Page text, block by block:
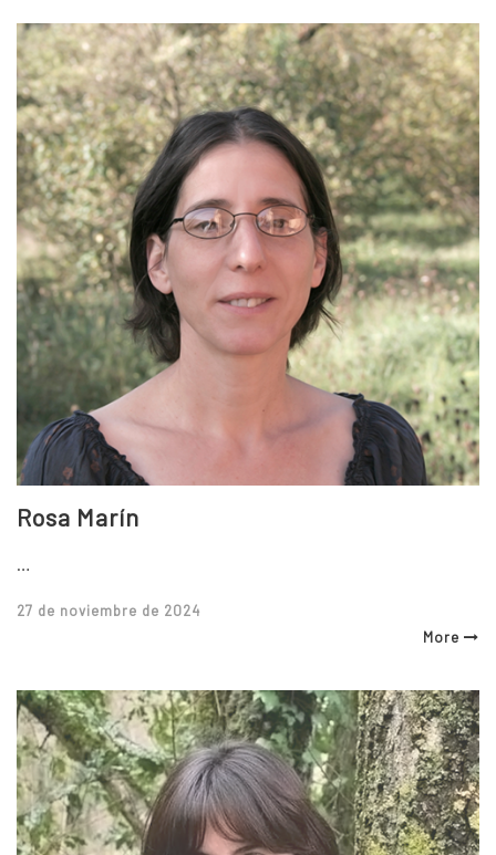
Rosa Marín
…
Posted
27 de noviembre de 2024
More